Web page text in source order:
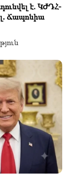
է. ԿԺԴՀ-
Ճապոնիա